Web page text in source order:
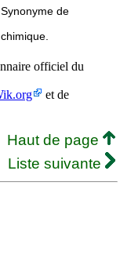
de
officiel du
et de
Haut de page
Liste suivante